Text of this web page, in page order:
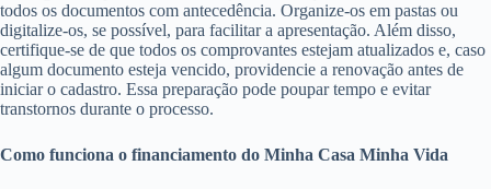
todos os documentos com antecedência. Organize-os em pastas ou
digitalize-os, se possível, para facilitar a apresentação. Além disso,
certifique-se de que todos os comprovantes estejam atualizados e, caso
algum documento esteja vencido, providencie a renovação antes de
iniciar o cadastro. Essa preparação pode poupar tempo e evitar
transtornos durante o processo.
Como funciona o financiamento do Minha Casa Minha Vida